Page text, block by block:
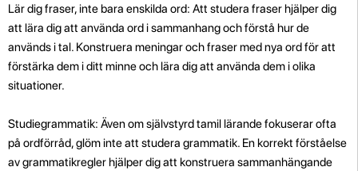
Lär dig fraser, inte bara enskilda ord: Att studera fraser hjälper dig
att lära dig att använda ord i sammanhang och förstå hur de
används i tal. Konstruera meningar och fraser med nya ord för att
förstärka dem i ditt minne och lära dig att använda dem i olika
situationer.
Studiegrammatik: Även om självstyrd tamil lärande fokuserar ofta
på ordförråd, glöm inte att studera grammatik. En korrekt förståelse
av grammatikregler hjälper dig att konstruera sammanhängande